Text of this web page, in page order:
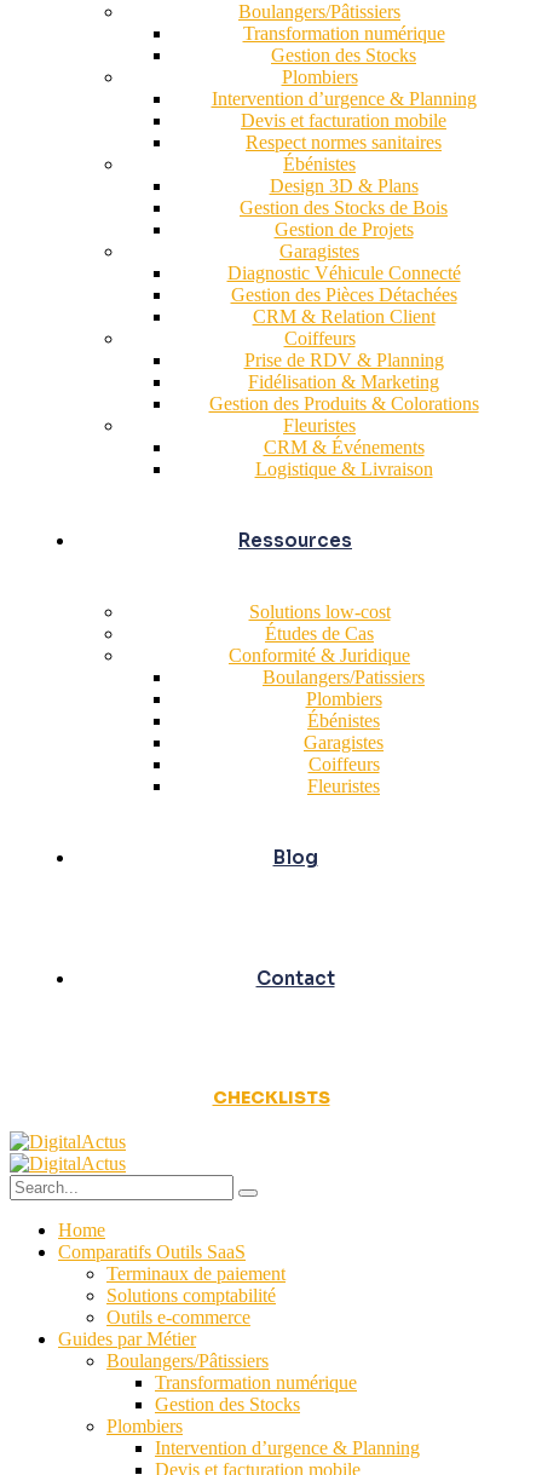
Boulangers/Pâtissiers
Transformation numérique
Gestion des Stocks
Plombiers
Intervention d’urgence & Planning
Devis et facturation mobile
Respect normes sanitaires
Ébénistes
Design 3D & Plans
Gestion des Stocks de Bois
Gestion de Projets
Garagistes
Diagnostic Véhicule Connecté
Gestion des Pièces Détachées
CRM & Relation Client
Coiffeurs
Prise de RDV & Planning
Fidélisation & Marketing
Gestion des Produits & Colorations
Fleuristes
CRM & Événements
Logistique & Livraison
Ressources
Solutions low-cost
Études de Cas
Conformité & Juridique
Boulangers/Patissiers
Plombiers
Ébénistes
Garagistes
Coiffeurs
Fleuristes
Blog
Contact
CHECKLISTS
Home
Comparatifs Outils SaaS
Terminaux de paiement
Solutions comptabilité
Outils e-commerce
Guides par Métier
Boulangers/Pâtissiers
Transformation numérique
Gestion des Stocks
Plombiers
Intervention d’urgence & Planning
Devis et facturation mobile